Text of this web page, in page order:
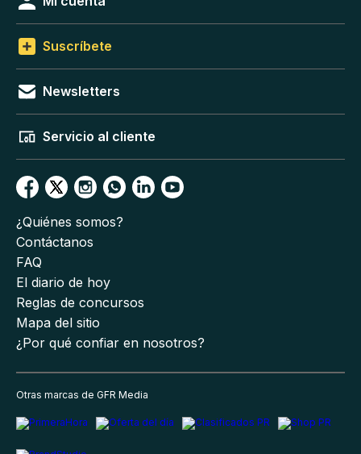
Suscríbete
Newsletters
Servicio al cliente
¿Quiénes somos?
Contáctanos
FAQ
El diario de hoy
Reglas de concursos
Mapa del sitio
¿Por qué confiar en nosotros?
Otras marcas de GFR Media